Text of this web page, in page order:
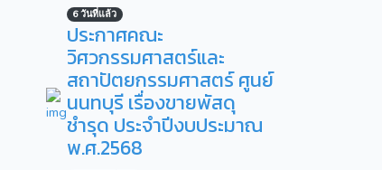
6 วันที่แล้ว
ประกาศคณะ
วิศวกรรมศาสตร์และ
สถาปัตยกรรมศาสตร์ ศูนย์
นนทบุรี เรื่องขายพัสดุ
ชำรุด ประจำปีงบประมาณ
พ.ศ.2568